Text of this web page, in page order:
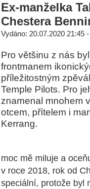
Ex-manželka
Chestera
Vydáno: 20.07.2020 21:45
Pro většinu z nás
frontmanem
příležitostným
Temple Pilots. Pro
znamenal mnohem
otcem, přítelem i
Kerrang.
moc mě miluje a
v roce 2018, rok od
speciální, protože byl